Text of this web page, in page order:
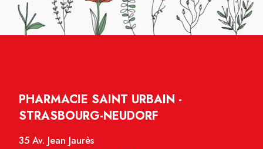
PHARMACIE SAINT URBAIN -
STRASBOURG-NEUDORF
35 Av. Jean Jaurès